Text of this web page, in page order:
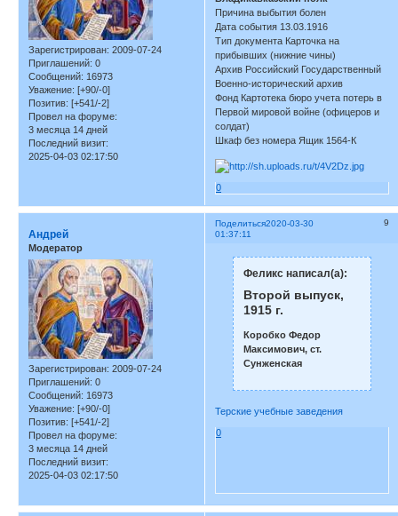
Зарегистрирован: 2009-07-24
Приглашений: 0
Сообщений: 16973
Уважение: [+90/-0]
Позитив: [+541/-2]
Провел на форуме:
3 месяца 14 дней
Последний визит:
2025-04-03 02:17:50
Причина выбытия болен
Дата события 13.03.1916
Тип документа Карточка на
прибывших (нижние чины)
Архив Российский Государственный
Военно-исторический архив
Фонд Картотека бюро учета потерь в
Первой мировой войне (офицеров и
солдат)
Шкаф без номера Ящик 1564-К
0
Поделиться 9
2020-03-30
01:37:11
Андрей
Модератор
Зарегистрирован: 2009-07-24
Приглашений: 0
Сообщений: 16973
Уважение: [+90/-0]
Позитив: [+541/-2]
Провел на форуме:
3 месяца 14 дней
Последний визит:
2025-04-03 02:17:50
Феликс написал(а):
Второй выпуск,
1915 г.
Коробко Федор
Максимович, ст.
Сунженская
Терские учебные заведения
0